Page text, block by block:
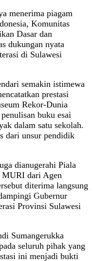
menerima piagam
Komunitas
Dasar dan
dukungan nyata
di Sulawesi
semakin istimewa
prestasi
Rekor-Dunia
buku esai
dalam satu sekolah.
dari unsur pendidik
dianugerahi Piala
MURI dari Agen
diterima langsung
Gubernur
Provinsi Sulawesi
Sumangerukka
seluruh pihak yang
ini menjadi bukti